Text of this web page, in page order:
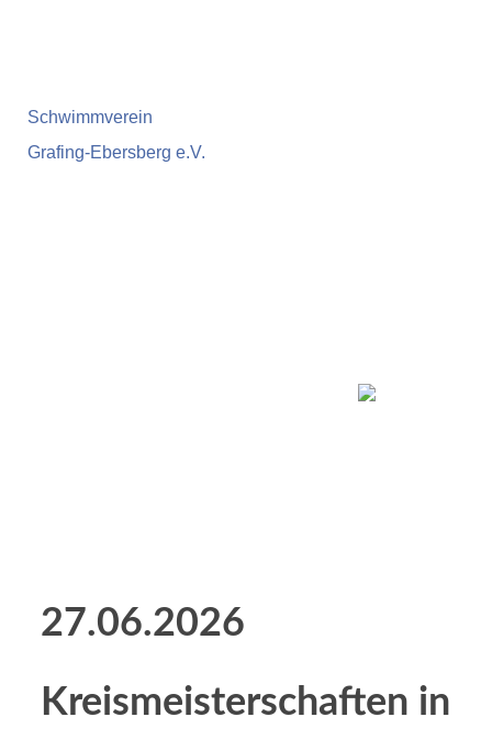
Schwimmverein
Grafing-Ebersberg e.V.
27.06.2026
Kreismeisterschaften in